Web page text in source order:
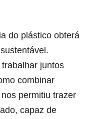
do plástico obterá
juntos
combinar
permitiu trazer
capaz de